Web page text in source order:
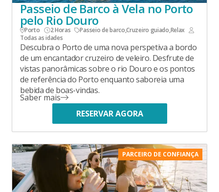
Passeio de Barco à Vela no Porto
pelo Rio Douro
Porto 2 Horas Passeio de barco,Cruzeiro guiado,Relax
Todas as idades
Descubra o Porto de uma nova perspetiva a bordo
de um encantador cruzeiro de veleiro. Desfrute de
vistas panorâmicas sobre o rio Douro e os pontos
de referência do Porto enquanto saboreia uma
bebida de boas-vindas.
Saber mais
RESERVAR AGORA
PARCEIRO DE CONFIANÇA